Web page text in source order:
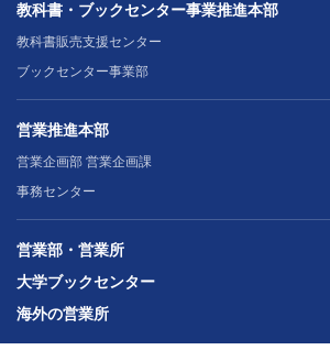
教科書・ブックセンター事業推進本部
教科書販売支援センター
ブックセンター事業部
営業推進本部
営業企画部 営業企画課
事務センター
営業部・営業所
大学ブックセンター
海外の営業所